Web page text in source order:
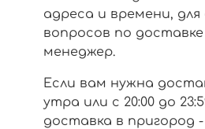
адреса и времени, для
вопросов по
менеджер.
Если вам нужна
утра или с 20:00 до
доставка в пригород